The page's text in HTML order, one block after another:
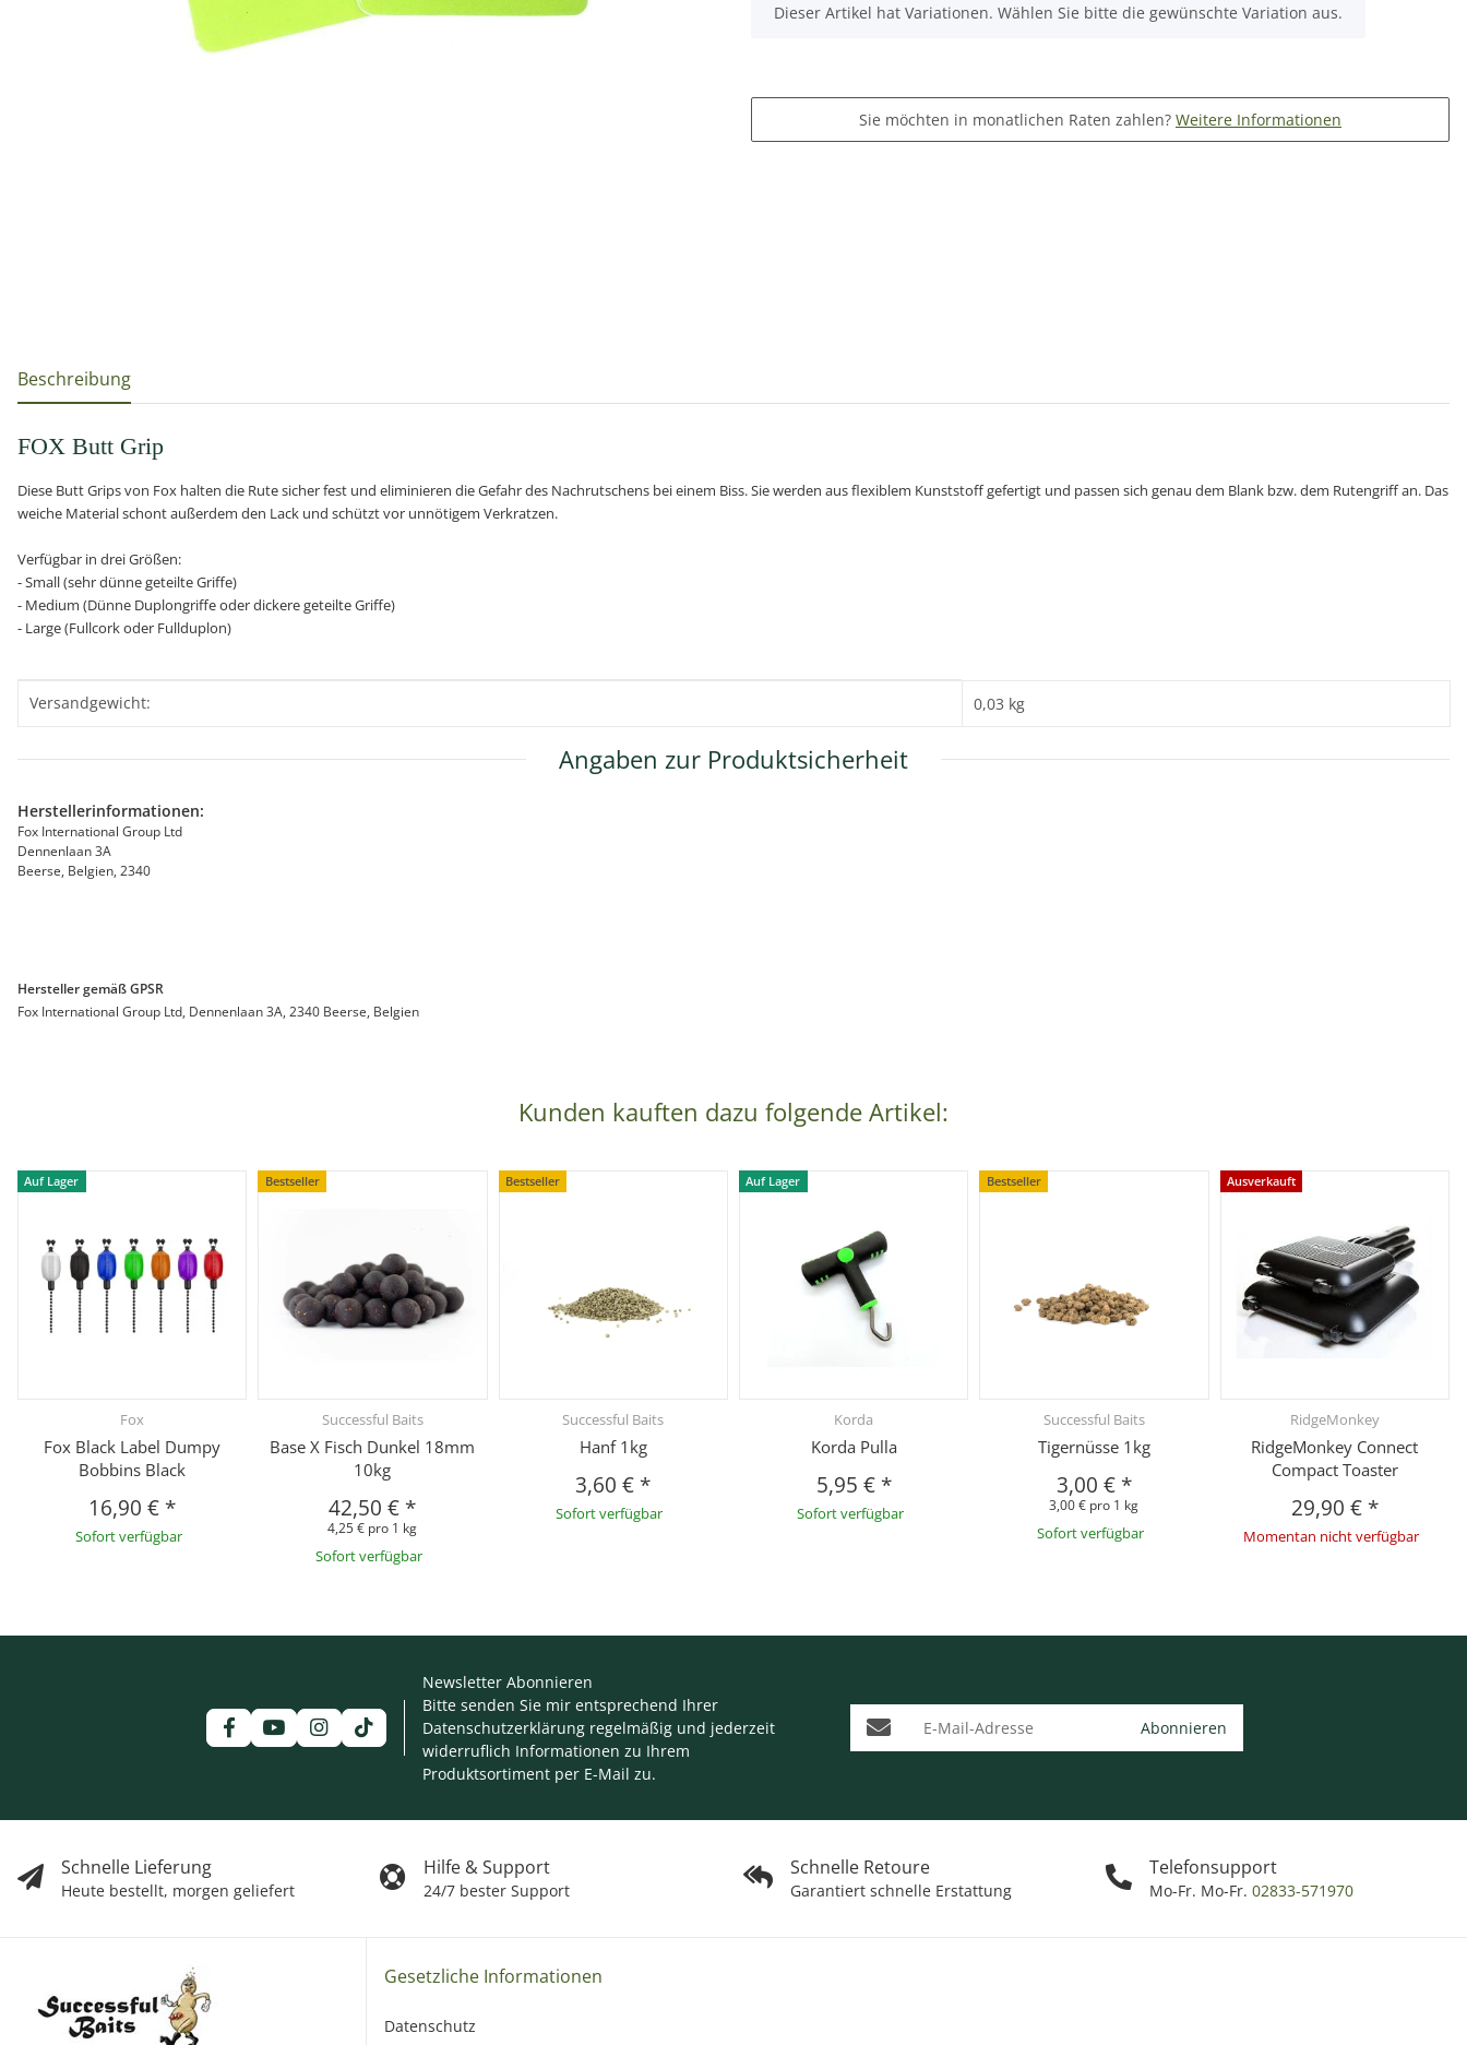
x
Dieser Artikel hat Variationen. Wählen Sie bitte die gewünschte Variation aus.
Sie möchten in monatlichen Raten zahlen? Weitere Informationen
weitere Registerkarten anzeigen
Beschreibung
FOX Butt Grip
Diese Butt Grips von Fox halten die Rute sicher fest und eliminieren die Gefahr des Nachrutschens bei einem Biss. Sie werden aus flexiblem Kunststoff gefertigt und passen sich genau dem Blank bzw. dem Rutengriff an. Das
weiche Material schont außerdem den Lack und schützt vor unnötigem Verkratzen.
Verfügbar in drei Größen:
- Small (sehr dünne geteilte Griffe)
- Medium (Dünne Duplongriffe oder dickere geteilte Griffe)
- Large (Fullcork oder Fullduplon)
Produkteigenschaft
Wert
Versandgewicht: 0,03 kg
Angaben zur Produktsicherheit
Herstellerinformationen:
Fox International Group Ltd
Dennenlaan 3A
Beerse, Belgien, 2340
Hersteller gemäß GPSR
Fox International Group Ltd, Dennenlaan 3A, 2340 Beerse, Belgien
Kunden kauften dazu folgende Artikel:
Auf Lager
Fox
Fox Black Label Dumpy
Bobbins Black
16,90 € *
Sofort verfügbar
Bestseller
Successful Baits
Base X Fisch Dunkel 18mm
10kg
42,50 € *
4,25 € pro 1 kg
Sofort verfügbar
Bestseller
Successful Baits
Hanf 1kg
3,60 € *
Sofort verfügbar
Auf Lager
Korda
Korda Pulla
5,95 € *
Sofort verfügbar
Bestseller
Successful Baits
Tigernüsse 1kg
3,00 € *
3,00 € pro 1 kg
Sofort verfügbar
Ausverkauft
RidgeMonkey
RidgeMonkey Connect
Compact Toaster
29,90 € *
Momentan nicht verfügbar
Schnelle Lieferung
Heute bestellt, morgen geliefert
Hilfe & Support
24/7 bester Support
Schnelle Retoure
Garantiert schnelle Erstattung
Telefonsupport
Mo-Fr. Mo-Fr. 02833-571970
Newsletter Abonnieren
Bitte senden Sie mir entsprechend Ihrer
Datenschutzerklärung regelmäßig und jederzeit
widerruflich Informationen zu Ihrem
Produktsortiment per E-Mail zu.
E-Mail-Adresse Abonnieren
Gesetzliche Informationen
Datenschutz